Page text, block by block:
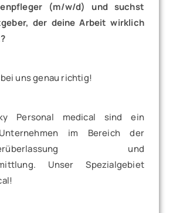
(m/w/d) und suchst
der deine Arbeit wirklich
uns genau richtig!
Personal medical sind ein
im Bereich der
und
Unser Spezialgebiet